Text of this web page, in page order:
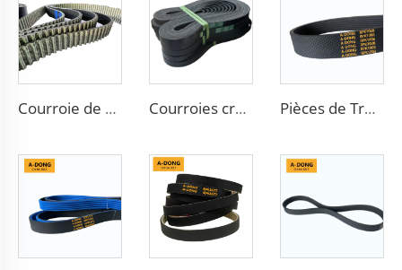
Courroie de distribution moteur Courroies crantées Opel Drive 4PK643 pour Chevrolet Cruze Pièces de Transmission Automobile en Caoutchouc Ventilateur Conveyortooth Drive Pk Timing Courroie Crantée